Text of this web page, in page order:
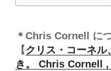
＊Chris Cornell に
【クリス・コーネル
き。 Chris Cornell